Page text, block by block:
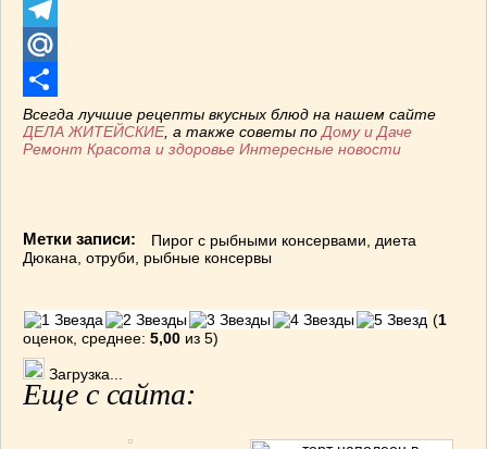
Viber
Telegram
Mail.Ru
Отправить
Всегда лучшие рецепты вкусных блюд на нашем сайте
ДЕЛА ЖИТЕЙСКИЕ, а также советы по Дому и Даче
Ремонт Красота и здоровье Интересные новости
Метки записи: Пирог с рыбными консервами
диета
Дюкана отруби рыбные консервы
(1
оценок, среднее: 5,00 из 5)
Загрузка...
Еще с сайта: